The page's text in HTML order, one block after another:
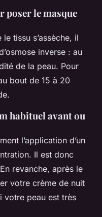
poser le masque
tissu s’assèche, il
inverse : au
de la peau. Pour
bout de 15 à 20
habituel avant ou
l’application d’un
Il est donc
revanche, après le
votre crème de nuit
votre peau est très